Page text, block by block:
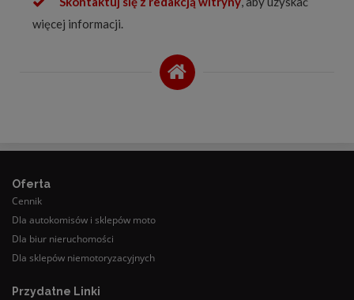
więcej informacji.
Oferta
Cennik
Dla autokomisów i sklepów moto
Dla biur nieruchomości
Dla sklepów niemotoryzacyjnych
Przydatne Linki